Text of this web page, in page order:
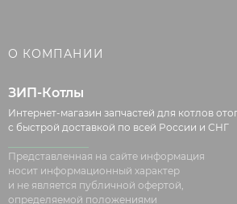
О КОМПАНИИ
ЗИП-Котлы
Интернет-магазин запчастей для котлов
с быстрой доставкой по всей России и СНГ
Представленная на сайте информация
носит информационный характер
и не является публичной офертой,
определяемой положениями